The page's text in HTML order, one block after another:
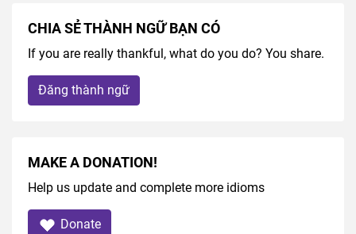
CHIA SẺ THÀNH NGỮ BẠN CÓ
If you are really thankful, what do you do? You share.
Đăng thành ngữ
MAKE A DONATION!
Help us update and complete more idioms
Donate